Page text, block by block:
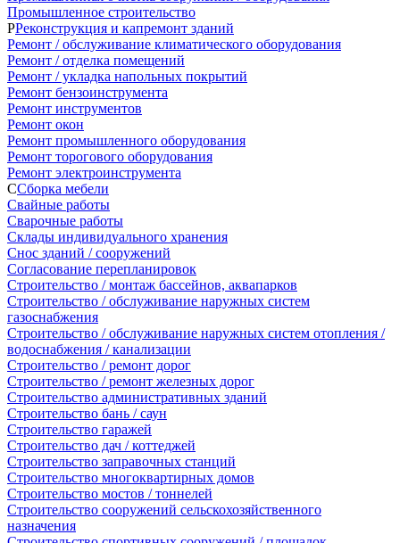
Промышленное строительство
РРеконструкция и капремонт зданий
Ремонт / обслуживание климатического оборудования
Ремонт / отделка помещений
Ремонт / укладка напольных покрытий
Ремонт бензоинструмента
Ремонт инструментов
Ремонт окон
Ремонт промышленного оборудования
Ремонт торогового оборудования
Ремонт электроинструмента
ССборка мебели
Свайные работы
Сварочные работы
Склады индивидуального хранения
Снос зданий / сооружений
Согласование перепланировок
Строительство / монтаж бассейнов, аквапарков
Строительство / обслуживание наружных систем
газоснабжения
Строительство / обслуживание наружных систем отопления /
водоснабжения / канализации
Строительство / ремонт дорог
Строительство / ремонт железных дорог
Строительство административных зданий
Строительство бань / саун
Строительство гаражей
Строительство дач / коттеджей
Строительство заправочных станций
Строительство многоквартирных домов
Строительство мостов / тоннелей
Строительство сооружений сельскохозяйственного
назначения